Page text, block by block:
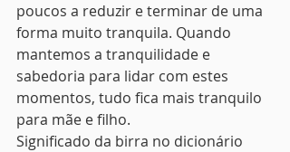
poucos a reduzir e terminar de uma
forma muito tranquila. Quando
mantemos a tranquilidade e
sabedoria para lidar com estes
momentos, tudo fica mais tranquilo
para mãe e filho.
Significado da birra no dicionário